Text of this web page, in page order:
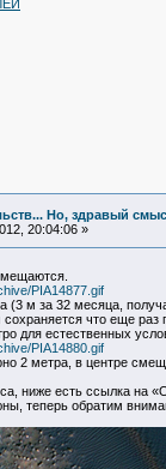
Но, здравый
20:04:06 »
PIA14877.gif
(3 м за 32 месяца,
что еще
для естественных
PIA14880.gif
2 метра, в центре
ниже есть ссылка на
теперь обратим